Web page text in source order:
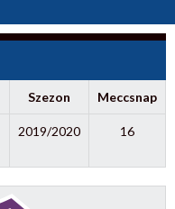
Szezon Meccsnap
2019/2020 16